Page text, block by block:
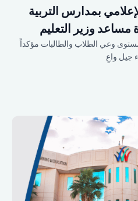
بمدارس التربية
مساعد وزير التعليم
وعي الطلاب والطالبات مؤكداً
جيل واعٍ